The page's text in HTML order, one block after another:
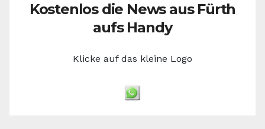
Kostenlos die News aus Fürth
aufs Handy
Klicke auf das kleine Logo